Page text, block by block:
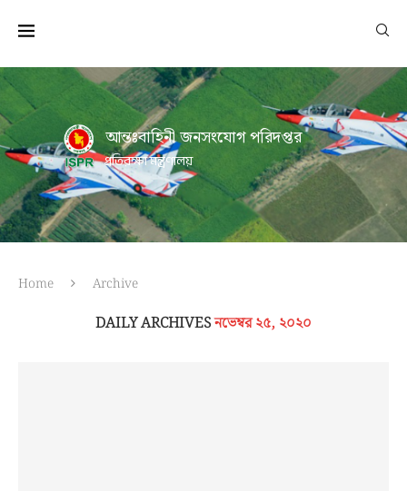
আন্তঃবাহিনী জনসংযোগ পরিদপ্তর
প্রতিরক্ষা মন্ত্রণালয়
Home Archive
DAILY ARCHIVESনভেম্বর ২৫, ২০২০